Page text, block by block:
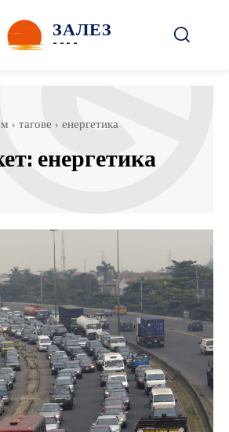
ЗАЛЕЗ
----
тагове енергетика
енергетика